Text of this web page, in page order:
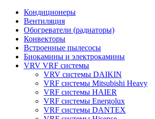
Кондиционеры
Вентиляция
Обогреватели (радиаторы)
Конвекторы
Встроенные пылесосы
Биокамины и электрокамины
VRV VRF системы
VRV системы DAIKIN
VRF системы Mitsubishi Heavy
VRF системы HAIER
VRF системы Energolux
VRF системы DANTEX